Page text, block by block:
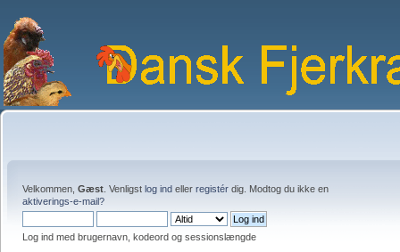
Velkommen, Gæst . Venligst log ind eller registér dig. Modtog du ikke en
aktiverings-e-mail?
Log ind med brugernavn, kodeord og sessionslængde